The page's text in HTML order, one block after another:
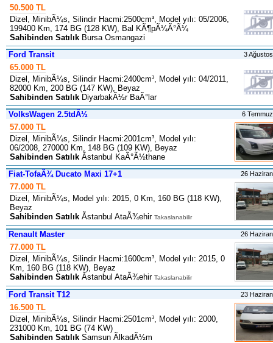
50.500 TL
Dizel, MinibÃ¼s, Silindir Hacmi:2500cm³, Model yılı: 05/2006,
199400 Km, 174 BG (128 KW), Bal KÃ¶pÃ¼Ã°Ã¼
Sahibinden Satılık Bursa Osmangazi
Ford Transit
3
65.000 TL
Dizel, MinibÃ¼s, Silindir Hacmi:2400cm³, Model yılı: 04/2011,
82000 Km, 200 BG (147 KW), Beyaz
Sahibinden Satılık DiyarbakÃ½r BaÃ°lar
VolksWagen 2.5tdÃ½
6
57.000 TL
Dizel, MinibÃ¼s, Silindir Hacmi:2001cm³, Model yılı:
06/2008, 270000 Km, 148 BG (109 KW), Beyaz
Sahibinden Satılık Ãstanbul KaÃ°Ã½thane
Fiat-TofaÃ¾ Ducato Maxi 17+1
26
77.000 TL
Dizel, MinibÃ¼s, Model yılı: 2015, 0 Km, 160 BG (118 KW),
Beyaz
Sahibinden Satılık Ãstanbul AtaÃ¾ehir Takaslanabilir
Renault Master 26
77.000 TL
Dizel, MinibÃ¼s, Silindir Hacmi:1600cm³, Model yılı: 2015, 0
Km, 160 BG (118 KW), Beyaz
Sahibinden Satılık Ãstanbul AtaÃ¾ehir Takaslanabilir
Ford Transit T12 23
16.500 TL
Dizel, MinibÃ¼s, Silindir Hacmi:2501cm³, Model yılı: 2000,
231000 Km, 101 BG (74 KW)
Sahibinden Satılık Samsun ÃlkadÃ½m